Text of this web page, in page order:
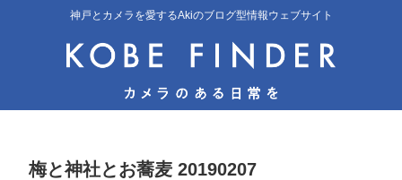
神戸とカメラを愛するAkiのブログ型情報ウェブサイト
梅と神社とお蕎麦 20190207